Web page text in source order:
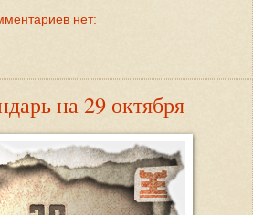
нет:
на 29 октября